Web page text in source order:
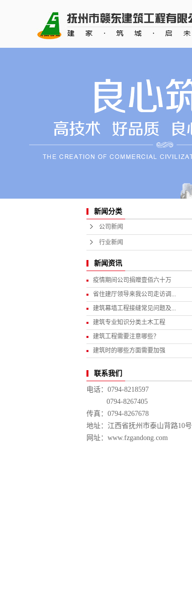
新闻分类
公司新闻
行业新闻
新闻资讯
疫情期间公司捐赠壹佰六十万
省住建厅领导来我公司走访调...
建筑幕墙工程接缝常见问题及...
建筑专业知识分类土木工程
建筑工程需要注意哪些？
建筑时的哪些方面需要加强
联系我们
电话：0794-8218597
0794-8267405
传真：0794-8267678
地址：江西省抚州市泰山背路10号
网址：www.fzgandong.com